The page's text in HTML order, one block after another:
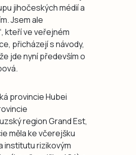
jihočeských médií a
Jsem ale
kteří ve veřejném
přicházejí s návody,
jde nyní především o
provincie Hubei
region Grand Est,
měla ke včerejšku
institutu rizikovým